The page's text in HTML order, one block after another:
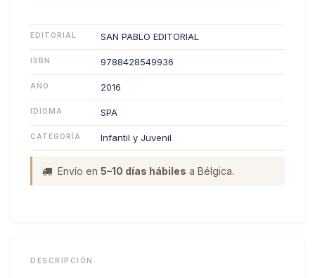
EDITORIAL SAN PABLO EDITORIAL
ISBN 9788428549936
AÑO 2016
IDIOMA SPA
CATEGORÍA Infantil y Juvenil
Envío en 5–10 días hábiles a Bélgica.
DESCRIPCIÓN